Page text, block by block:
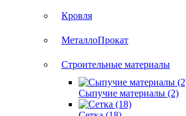
Кровля
МеталлоПрокат
Строительные материалы
Сыпучие материалы (2)